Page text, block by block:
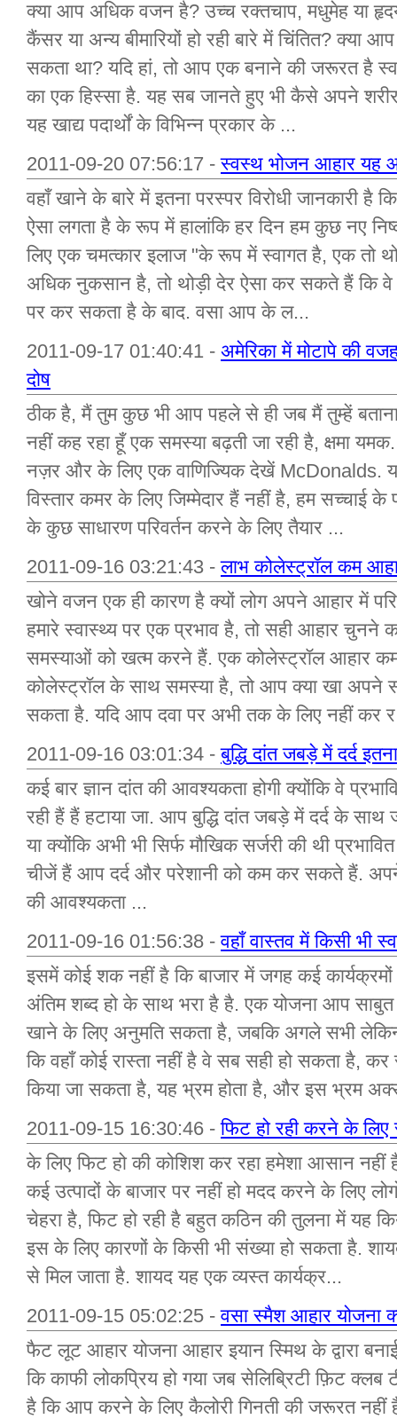
क्या आप अधिक वजन है? उच्च रक्तचाप, मधुमेह या
कैंसर या अन्य बीमारियों हो रही बारे में चिंतित?
सकता था? यदि हां, तो आप एक बनाने की जरूरत है
का एक हिस्सा है. यह सब जानते हुए भी कैसे अपने
यह खाद्य पदार्थों के विभिन्न प्रकार के ...
2011-09-20 07:56:17 -स्वस्थ भोजन आहार यह
वहाँ खाने के बारे में इतना परस्पर विरोधी जानकारी है
ऐसा लगता है के रूप में हालांकि हर दिन हम कुछ नए
लिए एक चमत्कार इलाज "के रूप में स्वागत है, एक तो
अधिक नुकसान है, तो थोड़ी देर ऐसा कर सकते हैं कि
पर कर सकता है के बाद. वसा आप के ल...
2011-09-17 01:40:41 - अमेरिका में मोटापे की
दोष
ठीक है, मैं तुम कुछ भी आप पहले से ही जब मैं तुम्हें
नहीं कह रहा हूँ एक समस्या बढ़ती जा रही है, क्षमा
नज़र और के लिए एक वाणिज्यिक देखें McDonalds. यह
विस्तार कमर के लिए जिम्मेदार हैं नहीं है, हम सच्चाई
के कुछ साधारण परिवर्तन करने के लिए तैयार ...
2011-09-16 03:21:43 -लाभ कोलेस्ट्रॉल कम
खोने वजन एक ही कारण है क्यों लोग अपने आहार में
हमारे स्वास्थ्य पर एक प्रभाव है, तो सही आहार
समस्याओं को खत्म करने हैं. एक कोलेस्ट्रॉल आहार
कोलेस्ट्रॉल के साथ समस्या है, तो आप क्या खा अपने
सकता है. यदि आप दवा पर अभी तक के लिए नहीं कर
2011-09-16 03:01:34 -बुद्धि दांत जबड़े में दर्द
कई बार ज्ञान दांत की आवश्यकता होगी क्योंकि वे
रही हैं हैं हटाया जा. आप बुद्धि दांत जबड़े में दर्द के
या क्योंकि अभी भी सिर्फ मौखिक सर्जरी की थी
चीजें हैं आप दर्द और परेशानी को कम कर सकते हैं. अपने
की आवश्यकता ...
2011-09-16 01:56:38 -वहाँ वास्तव में किसी भी
इसमें कोई शक नहीं है कि बाजार में जगह कई
अंतिम शब्द हो के साथ भरा है है. एक योजना आप
खाने के लिए अनुमति सकता है, जबकि अगले सभी
कि वहाँ कोई रास्ता नहीं है वे सब सही हो सकता है,
किया जा सकता है, यह भ्रम होता है, और इस भ्रम
2011-09-15 16:30:46 -फिट हो रही करने के
के लिए फिट हो की कोशिश कर रहा हमेशा आसान
कई उत्पादों के बाजार पर नहीं हो मदद करने के लिए
चेहरा है, फिट हो रही है बहुत कठिन की तुलना में यह
इस के लिए कारणों के किसी भी संख्या हो सकता है.
से मिल जाता है. शायद यह एक व्यस्त कार्यक्र...
2011-09-15 05:02:25 -वसा स्मैश आहार योजना
फैट लूट आहार योजना आहार इयान स्मिथ के द्वारा
कि काफी लोकप्रिय हो गया जब सेलिब्रिटी फ़िट क्लब
है कि आप करने के लिए कैलोरी गिनती की जरूरत